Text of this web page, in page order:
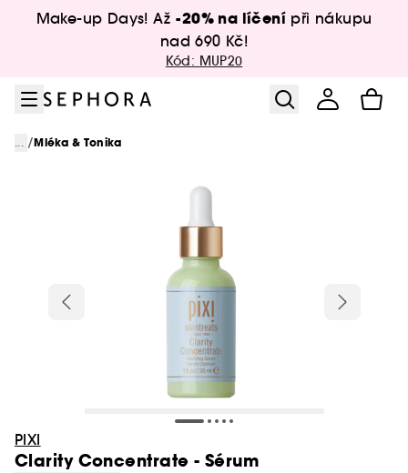
Přejít na hlavní obsah
Make-up Days! Až -20% na líčení při nákupu
nad 690 Kč!
Kód: MUP20
... /Mléka & Tonika
PIXI
Clarity Concentrate - Sérum